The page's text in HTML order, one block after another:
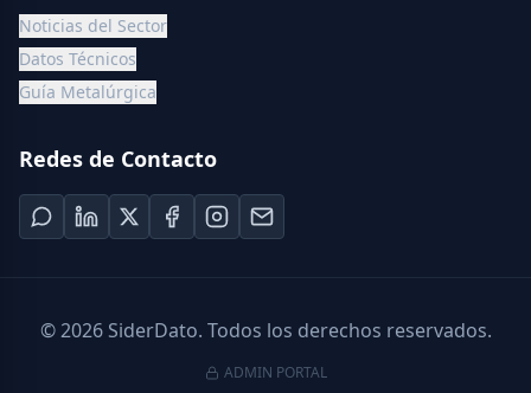
Noticias del Sector
Datos Técnicos
Guía Metalúrgica
Redes de Contacto
©2026SiderDato. Todos los derechos reservados.
ADMIN PORTAL